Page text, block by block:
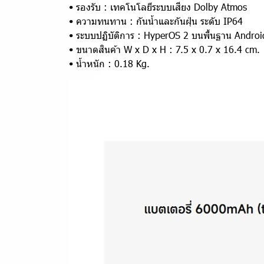
• รองรับ : เทคโนโลยีระบบเสียง Dolby Atmos
• ความทนทาน : กันน้ำและกันฝุ่น ระดับ IP64
• ระบบปฏิบัติการ : HyperOS 2 บนพื้นฐาน
• ขนาดสินค้า W x D x H : 7.5 x 0.7 x 16.4 cm.
• น้ำหนัก : 0.18 Kg.